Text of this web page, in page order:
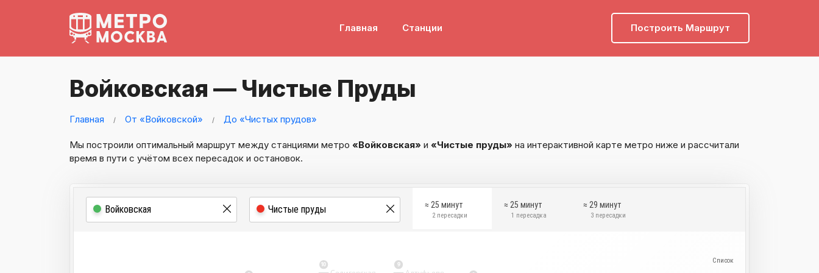
Главная Станции Построить Маршрут
Войковская — Чистые Пруды
Главная От «Войковской» До «Чистых прудов»
Мы построили оптимальный маршрут между станциями метро «Войковская» и «Чистые пруды» на интерактивной карте метро ниже и рассчитали
время в пути с учётом всех пересадок и остановок.
≈ 25 минут
2 пересадки
≈ 25 минут
1 пересадка
≈ 29 минут
3 пересадки
9
10